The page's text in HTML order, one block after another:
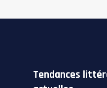
Tendances